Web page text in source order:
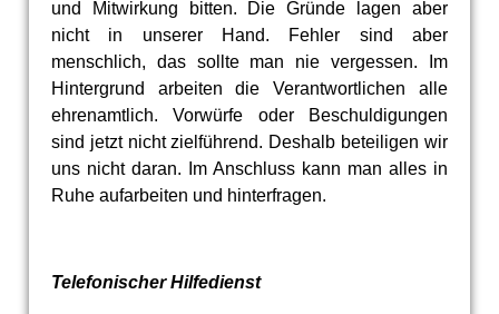
und Mitwirkung bitten. Die Gründe lagen aber
nicht in unserer Hand. Fehler sind aber
menschlich, das sollte man nie vergessen. Im
Hintergrund arbeiten die Verantwortlichen alle
ehrenamtlich. Vorwürfe oder Beschuldigungen
sind jetzt nicht zielführend. Deshalb beteiligen wir
uns nicht daran. Im Anschluss kann man alles in
Ruhe aufarbeiten und hinterfragen.
Telefonischer Hilfedienst